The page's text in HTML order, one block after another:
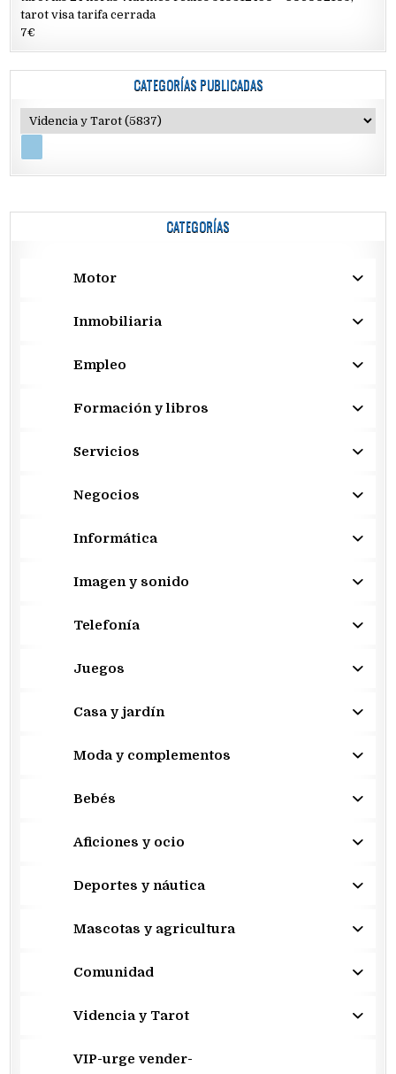
tarot visa tarifa cerrada
7€
CATEGORÍAS PUBLICADAS
CATEGORÍAS
Motor
Inmobiliaria
Empleo
Formación y libros
Servicios
Negocios
Informática
Imagen y sonido
Telefonía
Juegos
Casa y jardín
Moda y complementos
Bebés
Aficiones y ocio
Deportes y náutica
Mascotas y agricultura
Comunidad
Videncia y Tarot
VIP-urge vender-